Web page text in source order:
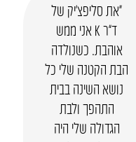
“את סליפצ’יק של
ד”ר K אני ממש
אוהבת. כשנולדה
הבת הקטנה שלי כל
נושא השינה בבית
התהפך ולבת
הגדולה שלי היה